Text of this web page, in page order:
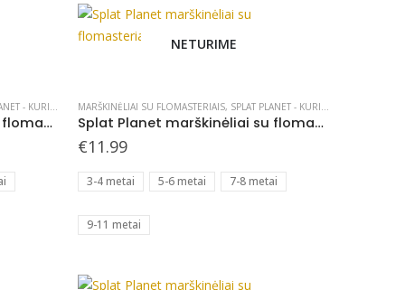
- KURIAME
Splat Planet marškinėliai su flomasteriais, Šuniukai
NETURIME
has
multiple
variants.
options
be
on
MARŠKINĖLIAI SU FLOMASTERIAIS, SPLAT PLANET - KURIAME
Splat Planet marškinėliai su flomasteriais, Paryžius
€11.99
3-4 metai 5-6 metai 7-8 metai
9-11 metai